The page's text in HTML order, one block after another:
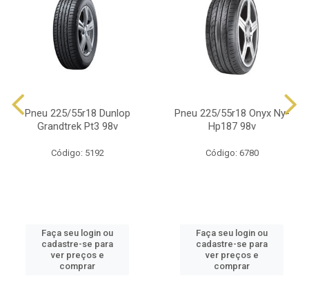
Pneu 225/55r18 Dunlop
Grandtrek Pt3 98v
Código: 5192
Faça seu login ou
cadastre-se para
ver preços e
comprar
Pneu 225/55r18 Onyx Ny-
Hp187 98v
Código: 6780
Faça seu login ou
cadastre-se para
ver preços e
comprar